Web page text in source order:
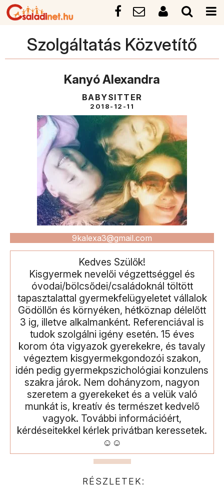
Szolgáltatás Közvetítő
Kanyó Alexandra
BABYSITTER
2018-12-11
9kalexa3@gmail.com
Kedves Szülők!
Kisgyermek nevelői végzettséggel és
óvodai/bölcsődei/családoknál töltött
tapasztalattal gyermekfelügyeletet vállalok
Gödöllőn és környéken, hétköznap délelőtt
3 ig, illetve alkalmanként. Referenciával is
tudok szolgálni igény esetén. 15 éves
korom óta vigyazok gyerekekre, és tavaly
végeztem kisgyermekgondozói szakon,
idén pedig gyermekpszichológiai konzulens
szakra járok. Nem dohányzom, nagyon
szeretem a gyerekeket és a velük való
munkát is, kreatív és természet kedvelő
vagyok. További információért,
kérdéseitekkel kérlek privátban keressetek.
☺☺
RÉSZLETEK: